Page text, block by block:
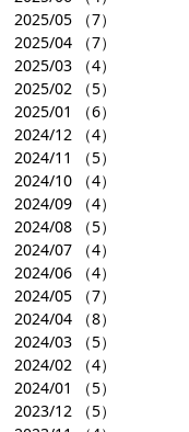
2025/05 （7）
2025/04 （7）
2025/03 （4）
2025/02 （5）
2025/01
（6）
2024/12 （4）
2024/11
（5）
2024/10 （4）
2024/09 （4）
2024/08 （5）
2024/07 （4）
2024/06 （4）
2024/05 （7）
2024/04 （8）
2024/03 （5）
2024/02 （4）
2024/01
（5）
2023/12 （5）